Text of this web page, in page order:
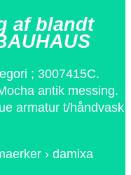
af blandt
; 3007415C.
antik messing.
armatur t/håndvask
› damixa